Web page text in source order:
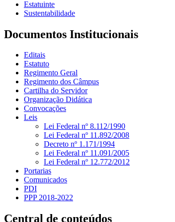
Estatuinte
Sustentabilidade
Documentos Institucionais
Editais
Estatuto
Regimento Geral
Regimento dos Câmpus
Cartilha do Servidor
Organização Didática
Convocações
Leis
Lei Federal nº 8.112/1990
Lei Federal nº 11.892/2008
Decreto nº 1.171/1994
Lei Federal nº 11.091/2005
Lei Federal nº 12.772/2012
Portarias
Comunicados
PDI
PPP 2018-2022
Central de conteúdos